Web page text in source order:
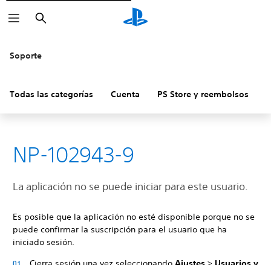
Buscar
Soporte
Todas las categorías Cuenta PS Store y reembolsos
NP-102943-9
La aplicación no se puede iniciar para este usuario.
Es posible que la aplicación no esté disponible porque no se
puede confirmar la suscripción para el usuario que ha
iniciado sesión.